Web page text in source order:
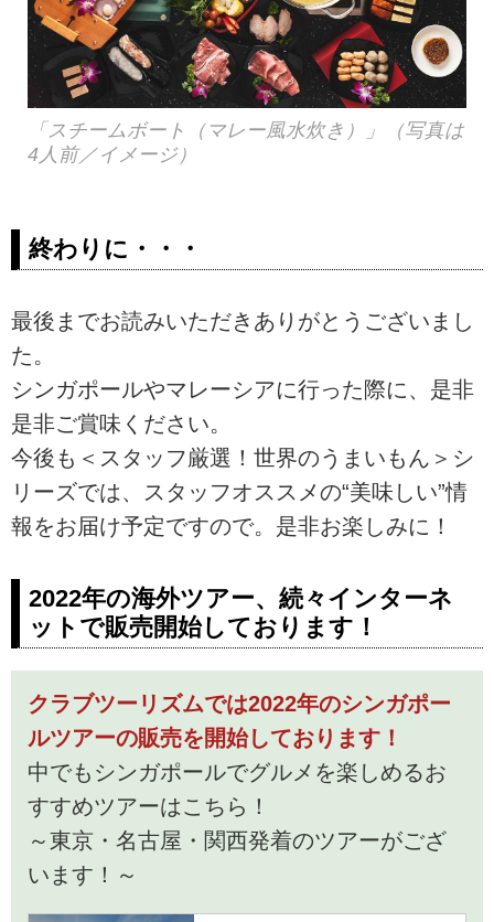
「スチームボート（マレー風水炊き）」（写真は
4人前／イメージ）
終わりに・・・
最後までお読みいただきありがとうございまし
た。
シンガポールやマレーシアに行った際に、是非
是非ご賞味ください。
今後も＜スタッフ厳選！世界のうまいもん＞シ
リーズでは、スタッフオススメの“美味しい”情
報をお届け予定ですので。是非お楽しみに！
2022年の海外ツアー、続々インターネ
ットで販売開始しております！
クラブツーリズムでは2022年のシンガポー
ルツアーの販売を開始しております！
中でもシンガポールでグルメを楽しめるお
すすめツアーはこちら！
～東京・名古屋・関西発着のツアーがござ
います！～